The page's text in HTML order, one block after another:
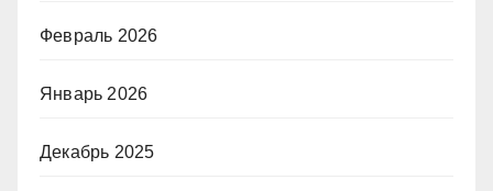
Февраль 2026
Январь 2026
Декабрь 2025